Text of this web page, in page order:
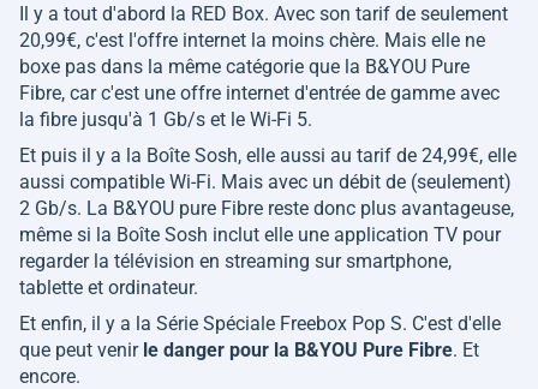
Il y a tout d'abord la RED Box. Avec son tarif de seulement
20,99€, c'est l'offre internet la moins chère. Mais elle ne
boxe pas dans la même catégorie que la B&YOU Pure
Fibre, car c'est une offre internet d'entrée de gamme avec
la fibre jusqu'à 1 Gb/s et le Wi-Fi 5.
Et puis il y a la Boîte Sosh, elle aussi au tarif de 24,99€, elle
aussi compatible Wi-Fi. Mais avec un débit de (seulement)
2 Gb/s. La B&YOU pure Fibre reste donc plus avantageuse,
même si la Boîte Sosh inclut elle une application TV pour
regarder la télévision en streaming sur smartphone,
tablette et ordinateur.
Et enfin, il y a la Série Spéciale Freebox Pop S. C'est d'elle
que peut venir le danger pour la B&YOU Pure Fibre. Et
encore.